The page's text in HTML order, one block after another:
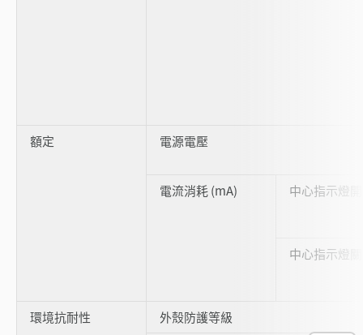
額定 電源電壓
電流消耗 (mA) 中心指示燈
中心指示燈
環境抗耐性 外殼防護等級